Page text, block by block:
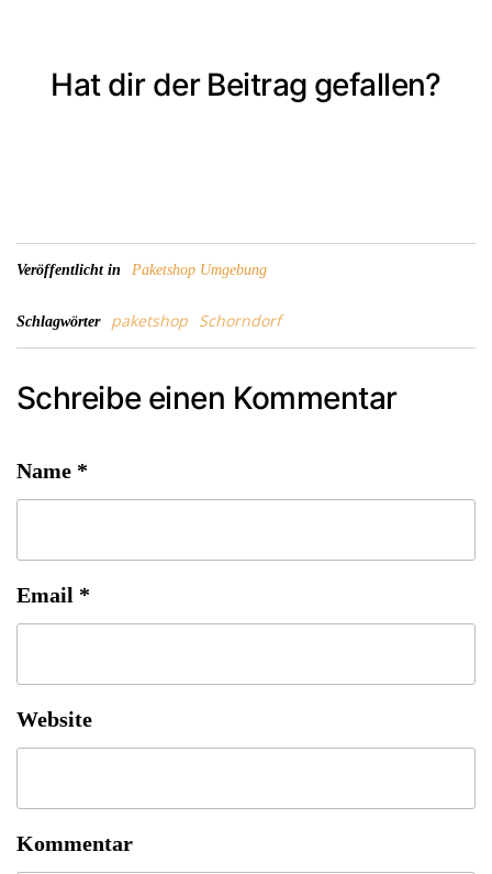
Hat dir der Beitrag gefallen?
Veröffentlicht in Paketshop Umgebung
Schlagwörter paketshop Schorndorf
Schreibe einen Kommentar
Name *
Email *
Website
Kommentar